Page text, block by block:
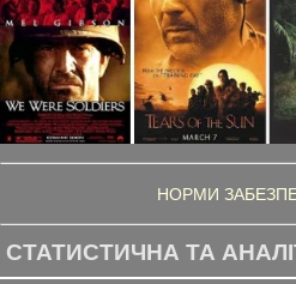
НОРМИ
СТАТИСТИЧНА ТА